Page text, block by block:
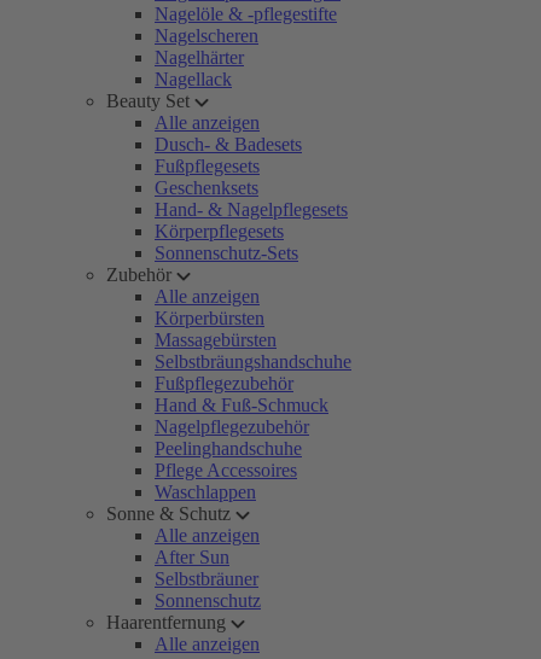
Nagelöle & -pflegestifte
Nagelscheren
Nagelhärter
Nagellack
Beauty Set
Alle anzeigen
Dusch- & Badesets
Fußpflegesets
Geschenksets
Hand- & Nagelpflegesets
Körperpflegesets
Sonnenschutz-Sets
Zubehör
Alle anzeigen
Körperbürsten
Massagebürsten
Selbstbräungshandschuhe
Fußpflegezubehör
Hand & Fuß-Schmuck
Nagelpflegezubehör
Peelinghandschuhe
Pflege Accessoires
Waschlappen
Sonne & Schutz
Alle anzeigen
After Sun
Selbstbräuner
Sonnenschutz
Haarentfernung
Alle anzeigen